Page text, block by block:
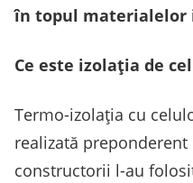
în topul materialelor
Ce este izolația de
Termo-izolația cu
realizată
constructorii l-au